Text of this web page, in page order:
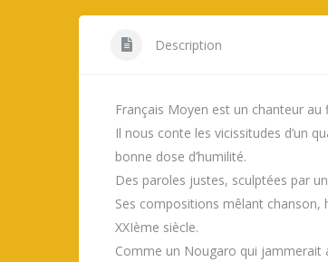
Description
Français Moyen est un chanteur
Il nous conte les vicissitudes d’un
bonne dose d’humilité.
Des paroles justes, sculptées par
Ses compositions mêlant chanson,
XXIème siècle.
Comme un Nougaro qui jammerait